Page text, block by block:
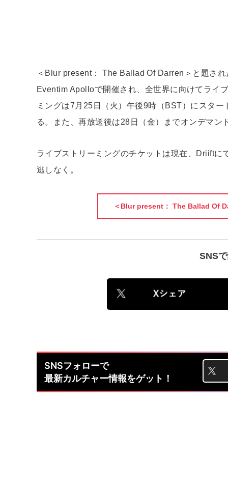
＜Blur present： The Ballad Of Darren＞と題さ
Eventim Apolloで開催され、全世界に向けてライ
ミングは7月25日（火）午後9時（BST）にスタ
る。また、再放送後は28日（金）までオンデマン
ライブストリーミングのチケットは現在、Driift
逃しなく。
＜Blur present： The Ballad Of
SNS
SNSフォローで
最新カルチャー情報をゲット！